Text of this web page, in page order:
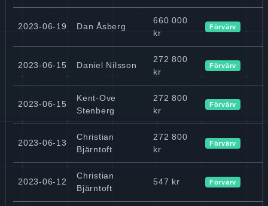
2023-06-19 Dan Åsberg
660 000
kr
Förvärv
2023-06-15 Daniel Nilsson
272 800
kr
Förvärv
2023-06-15
Kent-Ove
Stenberg
272 800
kr
Förvärv
2023-06-13
Christian
Bjärntoft
272 800
kr
Förvärv
2023-06-12
Christian
Bjärntoft
547 kr Förvärv